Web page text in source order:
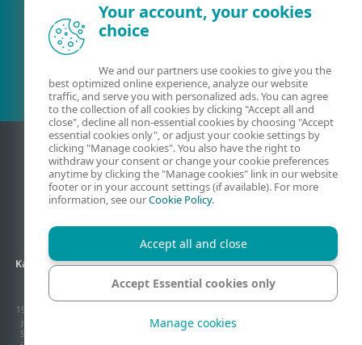
Kapcsolat Adatkezelés ÁSZF Partneroldalak
Oldaltérkép
Sütik kezelése
1992–2026 ESET, spol. s r.o. Minden jog fenntartva. Az itt használt védjegyek, szerzői
jog által védett tartalmak az ESET, spol. s r.o. vagy az ESET Észak-Amerika illetve a
Sicontact Kft márkajegyei vagy védjegyei, illetve szerzői jog vagy egyéb jogszabály
Your account, your cookies
choice
We and our partners use cookies to give you the
best optimized online experience, analyze our website
traffic, and serve you with personalized ads. You can agree
to the collection of all cookies by clicking "Accept all and
close", decline all non-essential cookies by choosing "Accept
essential cookies only", or adjust your cookie settings by
clicking "Manage cookies". You also have the right to
withdraw your consent or change your cookie preferences
anytime by clicking the "Manage cookies" link in our website
footer or in your account settings (if available). For more
information, see ourCookie Policy.
Accept all and close
Accept Essential cookies only
Manage cookies